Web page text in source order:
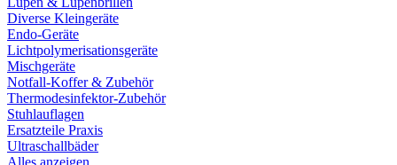
Diverse Kleingeräte
Endo-Geräte
Lichtpolymerisationsgeräte
Mischgeräte
Notfall-Koffer & Zubehör
Thermodesinfektor-Zubehör
Stuhlauflagen
Ersatzteile Praxis
Ultraschallbäder
Alles anzeigen